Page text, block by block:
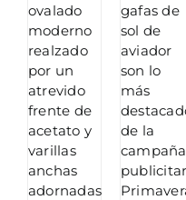
ovalado
moderno
realzado
por un
atrevido
frente de
acetato y
varillas
anchas
adornadas
gafas de
sol de
aviador
son lo
más
de la
campaña